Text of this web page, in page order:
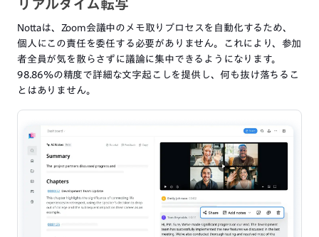
リアルタイム転写
Nottaは、Zoom会議中のメモ取りプロセスを自動化するため、
個人にこの責任を委任する必要がありません。これにより、参加
者全員が気を散らさずに議論に集中できるようになります。
98.86%の精度で詳細な文字起こしを提供し、何も抜け落ちるこ
とはありません。